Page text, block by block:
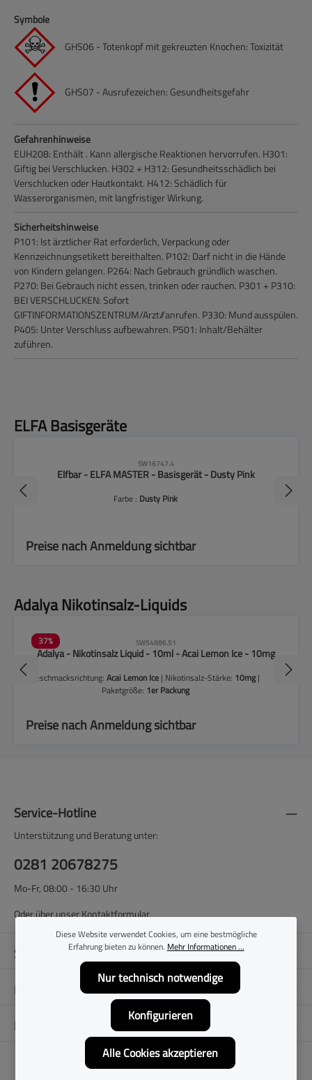
Symbole
GHS06 - Totenkopf mit gekreuzten Knochen: Toxizität
GHS07 - Ausrufezeichen: Gesundheitsgefahr
Gefahrenhinweise
EUH208: Enthält . Kann allergische Reaktionen hervorrufen. H301:
Giftig bei Verschlucken. H302 + H312: Gesundheitsschädlich bei
Verschlucken oder Hautkontakt. H412: Schädlich für
Wasserorganismen, mit langfristiger Wirkung.
Sicherheitshinweise
P101: Ist ärztlicher Rat erforderlich, Verpackung oder
Kennzeichnungsetikett bereithalten. P102: Darf nicht in die Hände
von Kindern gelangen. P264: Nach Gebrauch gründlich waschen.
P270: Bei Gebrauch nicht essen, trinken oder rauchen. P301 + P310:
BEI VERSCHLUCKEN: Sofort
GIFTINFORMATIONSZENTRUM/Arzt//anrufen. P330: Mund ausspülen.
P405: Unter Verschluss aufbewahren. P501: Inhalt/Behälter
zuführen.
Produktgalerie überspringen
ELFA Basisgeräte
SW16747.4
Elfbar - ELFA MASTER - Basisgerät - Dusty Pink
Farbe : Dusty Pink
Preise nach Anmeldung sichtbar
Produktgalerie überspringen
Adalya Nikotinsalz-Liquids
37% SW54886.51
Adalya - Nikotinsalz Liquid - 10ml - Acai Lemon Ice - 10mg
Geschmacksrichtung:Acai Lemon Ice | Nikotinsalz-Stärke: 10mg|
Paketgröße: 1er Packung
Preise nach Anmeldung sichtbar
Service-Hotline
Unterstützung und Beratung unter:
0281 20678275
Mo-Fr, 08:00 - 16:30 Uhr
Oder über unserKontaktformular.
Shop-Service
Filialen
Folge uns
Diese Website verwendet Cookies, um eine bestmögliche
Erfahrung bieten zu können. Mehr Informationen ...
Nur technisch notwendige
Konfigurieren
Alle Cookies akzeptieren